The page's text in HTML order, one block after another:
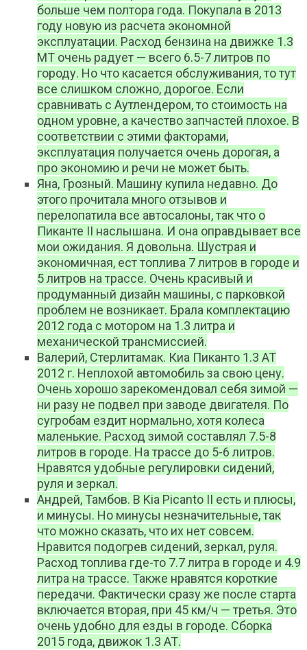
больше чем полтора года. Покупала в 2013
году новую из расчета экономной
эксплуатации. Расход бензина на движке 1.3
МТ очень радует — всего 6.5-7 литров по
городу. Но что касается обслуживания, то тут
все слишком сложно, дорогое. Если
сравнивать с Аутлендером, то стоимость на
одном уровне, а качество запчастей плохое. В
соответствии с этими факторами,
эксплуатация получается очень дорогая, а
про экономию и речи не может быть.
Яна, Грозный. Машину купила недавно. До
этого прочитала много отзывов и
перелопатила все автосалоны, так что о
Пиканте II наслышана. И она оправдывает все
мои ожидания. Я довольна. Шустрая и
экономичная, ест топлива 7 литров в городе и
5 литров на трассе. Очень красивый и
продуманный дизайн машины, с парковкой
проблем не возникает. Брала комплектацию
2012 года с мотором на 1.3 литра и
механической трансмиссией.
Валерий, Стерлитамак. Киа Пиканто 1.3 AT
2012 г. Неплохой автомобиль за свою цену.
Очень хорошо зарекомендовал себя зимой —
ни разу не подвел при заводе двигателя. По
сугробам ездит нормально, хотя колеса
маленькие. Расход зимой составлял 7.5-8
литров в городе. На трассе до 5-6 литров.
Нравятся удобные регулировки сидений,
руля и зеркал.
Андрей, Тамбов. В Kia Picanto II есть и плюсы,
и минусы. Но минусы незначительные, так
что можно сказать, что их нет совсем.
Нравится подогрев сидений, зеркал, руля.
Расход топлива где-то 7.7 литра в городе и 4.9
литра на трассе. Также нравятся короткие
передачи. Фактически сразу же после старта
включается вторая, при 45 км/ч — третья. Это
очень удобно для езды в городе. Сборка
2015 года, движок 1.3 АТ.